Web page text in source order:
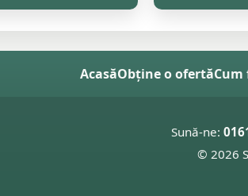
AcasăObține o ofertă
Sună-ne:
© 2026